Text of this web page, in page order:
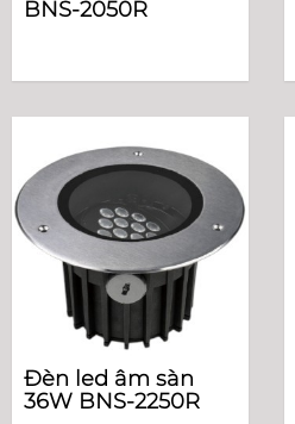
BNS-2050R
Đèn led âm sàn
36W BNS-2250R